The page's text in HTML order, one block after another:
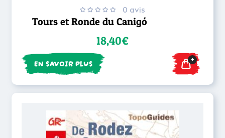
0 avis
Tours et Ronde du Canigó
18,40€
EN SAVOIR PLUS +